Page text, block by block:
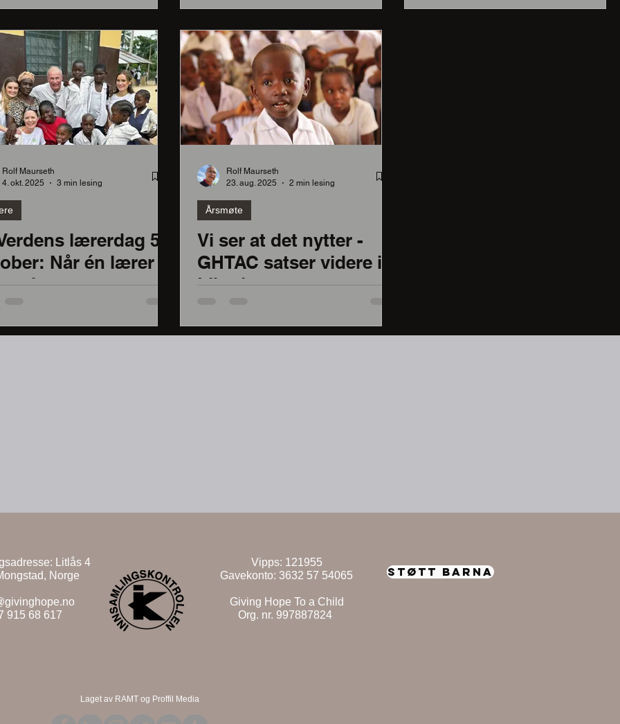
fremtid i Liberia
Rolf Maurseth
4. okt. 2025
3 min lesing
lærerdag 5.
Når én lærer
alt
Rolf Maurseth
23. aug. 2025
2 min lesing
Årsmøte
Vi ser at det nytter -
GHTAC satser videre i
Liberia
Litlås 4
Norge
915 68 617
Vipps: 121955
Gavekonto: 3632 57 54065
Giving Hope To a Child
Org. nr. 997887824
STØTT BARNA
Laget av RAMT og Proffil Media